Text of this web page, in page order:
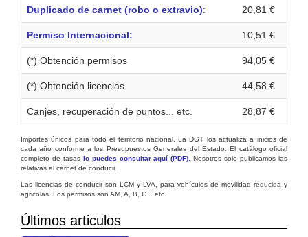
Duplicado de carnet (robo o extravio): 20,81 €
Permiso Internacional: 10,51 €
(*) Obtención permisos 94,05 €
(*) Obtención licencias 44,58 €
Canjes, recuperación de puntos... etc. 28,87 €
Importes únicos para todo el territorio nacional. La DGT los actualiza a inicios de
cada año conforme a los Presupuestos Generales del Estado. El catálogo oficial
completo de tasas lo puedes consultar aquí (PDF) . Nosotros solo publicamos las
relativas al carnet de conducir.
Las licencias de conducir son LCM y LVA, para vehículos de movilidad reducida y
agricolas. Los permisos son AM, A, B, C... etc.
Últimos articulos